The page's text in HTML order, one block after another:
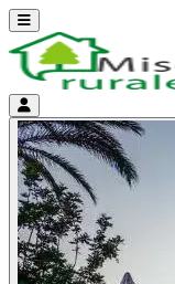
Abrir menú
Menú de cuenta